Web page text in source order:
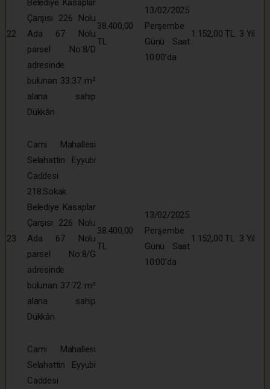
22
Belediye Kasaplar
Çarşısı 226 Nolu
Ada 67 Nolu
parsel No:8/D
adresinde
bulunan 33.37 m²
alana sahip
Dükkân
38.400,00
TL
13/02/2025
Perşembe
Günü Saat
10:00’da
1.152,00 TL 3 Yıl
23
Cami Mahallesi
Selahattin Eyyubi
Caddesi
218.Sokak
Belediye Kasaplar
Çarşısı 226 Nolu
Ada 67 Nolu
parsel No:8/G
adresinde
bulunan 37.72 m²
alana sahip
Dükkân
38.400,00
TL
13/02/2025
Perşembe
Günü Saat
10:00’da
1.152,00 TL 3 Yıl
Cami Mahallesi
Selahattin Eyyubi
Caddesi